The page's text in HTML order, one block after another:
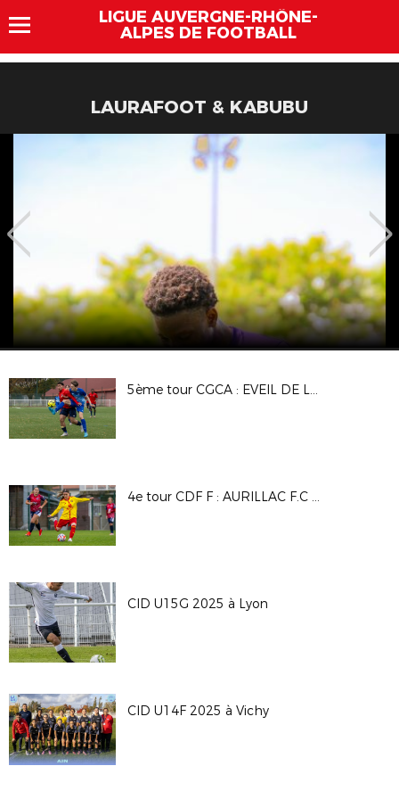
LIGUE AUVERGNE-RHÔNE-
ALPES DE FOOTBALL
LAURAFOOT & KABUBU
5ème tour CGCA : EVEIL DE LYON - DAVEZIEUX VIDALON
4e tour CDF F : AURILLAC F.C - A.S SAINT PRIEST
CID U15G 2025 à Lyon
CID U14F 2025 à Vichy